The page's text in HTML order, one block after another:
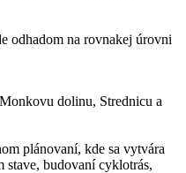
odhadom na rovnakej úrovni
dolinu, Strednicu a
plánovaní, kde sa vytvára
stave, budovaní cyklotrás,